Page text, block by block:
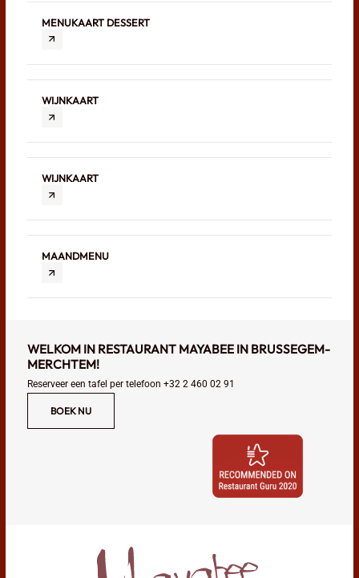
MENUKAART DESSERT
WIJNKAART
WIJNKAART
MAANDMENU
WELKOM IN RESTAURANT MAYABEE IN BRUSSEGEM-
MERCHTEM!
Reserveer een tafel per telefoon +32 2 460 02 91
BOEK NU